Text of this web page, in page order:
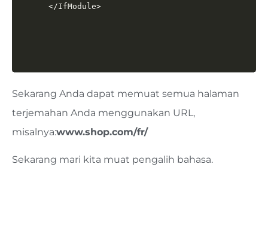
</IfModule>
Sekarang Anda dapat memuat semua halaman
terjemahan Anda menggunakan URL,
misalnya:www.shop.com/fr/
Sekarang mari kita muat pengalih bahasa.